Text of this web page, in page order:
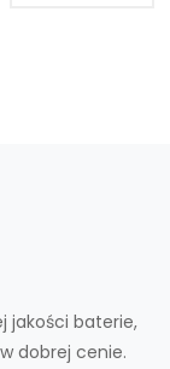
jakości baterie,
dobrej cenie.